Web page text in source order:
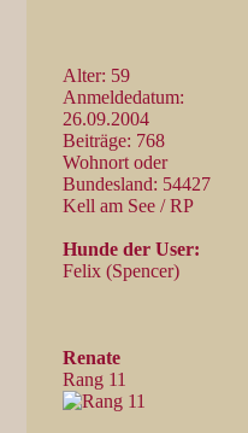
Alter: 59
Anmeldedatum:
26.09.2004
Beiträge: 768
Wohnort oder
Bundesland: 54427
Kell am See / RP
Hunde der User:
Felix (Spencer)
Renate
Rang 11